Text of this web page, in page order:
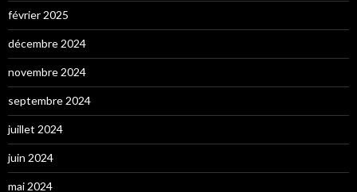
février 2025
décembre 2024
novembre 2024
septembre 2024
juillet 2024
juin 2024
mai 2024